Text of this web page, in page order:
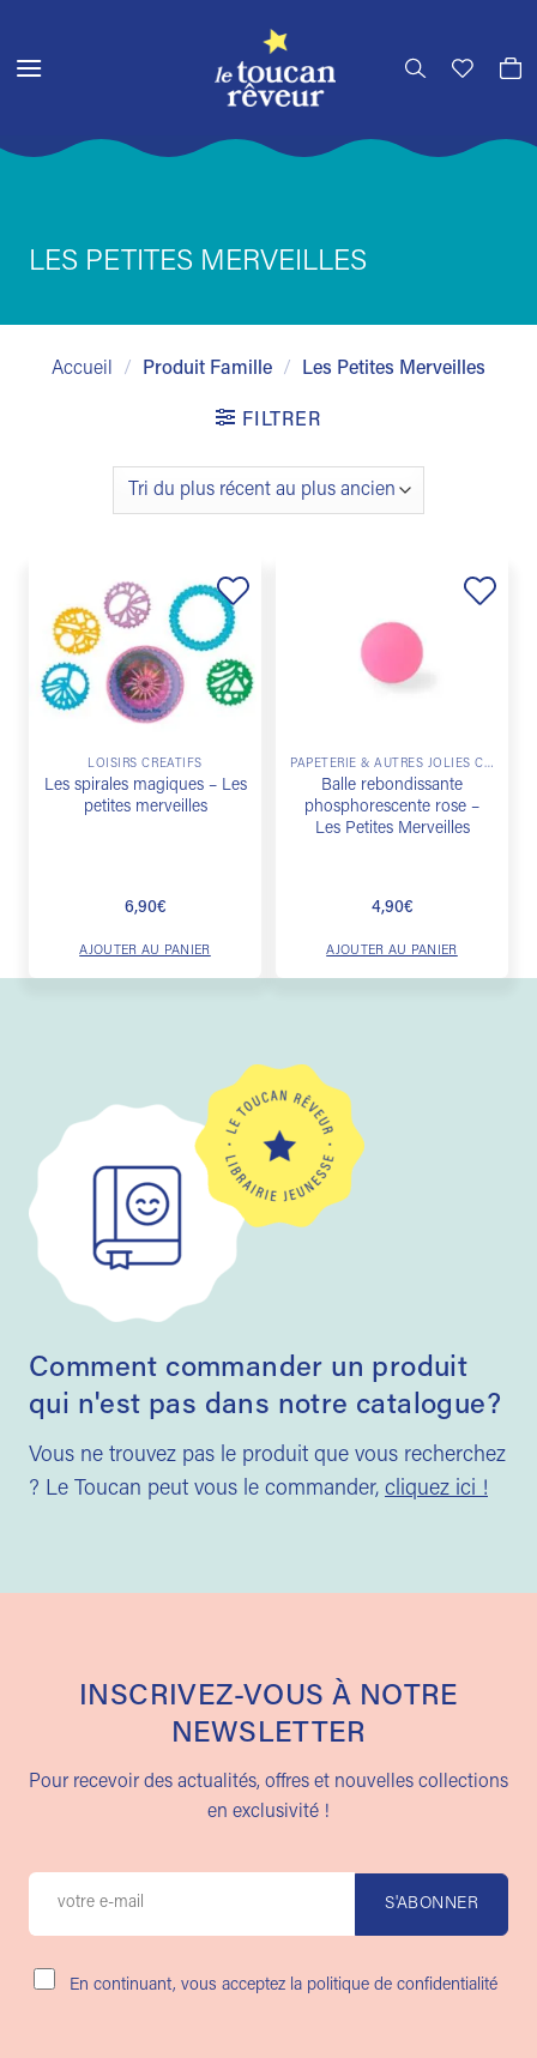
contenu
LES PETITES MERVEILLES
Accueil / Produit Famille / Les Petites Merveilles
FILTRER
Ajouter
à la
liste de
souhaits
LOISIRS CRÉATIFS
Les spirales magiques – Les
petites merveilles
6,90€
AJOUTER AU PANIER
PAPETERIE & AUTRES JOLIES CHOSES
Balle rebondissante
phosphorescente rose –
Les Petites Merveilles
4,90€
AJOUTER AU PANIER
Comment commander un produit
qui n'est pas dans notre catalogue?
Vous ne trouvez pas le produit que vous recherchez
? Le Toucan peut vous le commander, cliquez ici !
INSCRIVEZ-VOUS À NOTRE
NEWSLETTER
Pour recevoir des actualités, offres et nouvelles collections
en exclusivité !
En continuant, vous acceptez la politique de confidentialité